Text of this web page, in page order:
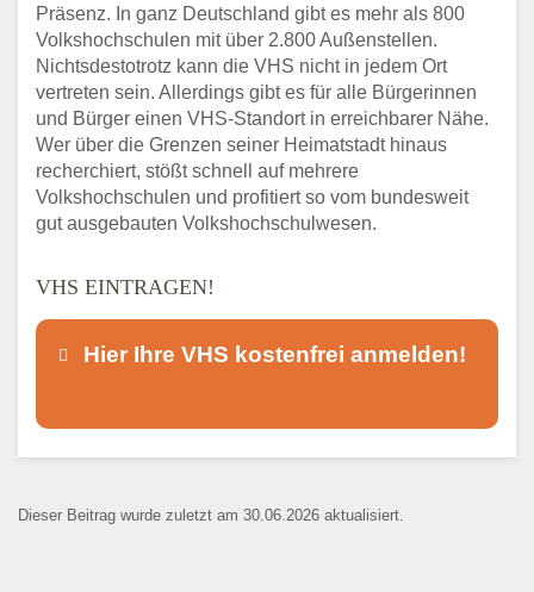
Präsenz. In ganz Deutschland gibt es mehr als 800
Volkshochschulen mit über 2.800 Außenstellen.
Nichtsdestotrotz kann die VHS nicht in jedem Ort
vertreten sein. Allerdings gibt es für alle Bürgerinnen
und Bürger einen VHS-Standort in erreichbarer Nähe.
Wer über die Grenzen seiner Heimatstadt hinaus
recherchiert, stößt schnell auf mehrere
Volkshochschulen und profitiert so vom bundesweit
gut ausgebauten Volkshochschulwesen.
VHS EINTRAGEN!
Hier Ihre VHS kostenfrei anmelden!
Kontaktaufnahme und ist nicht
Dieser Beitrag wurde zuletzt am 30.06.2026 aktualisiert.